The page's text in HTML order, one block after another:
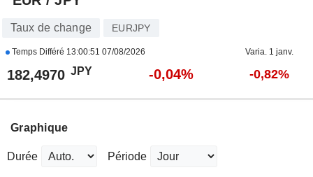
Taux de change EURJPY
Temps Différé 13:00:51 07/08/2026 Varia. 1 janv.
182,4970 JPY -0,04% -0,82%
Graphique
Durée Période